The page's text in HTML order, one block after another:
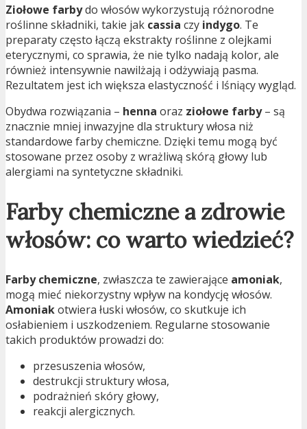
Ziołowe farbydo włosów wykorzystują różnorodne
roślinne składniki, takie jak cassia czy indygo. Te
preparaty często łączą ekstrakty roślinne z olejkami
eterycznymi, co sprawia, że nie tylko nadają kolor, ale
również intensywnie nawilżają i odżywiają pasma.
Rezultatem jest ich większa elastyczność i lśniący wygląd.
Obydwa rozwiązania – henna oraz ziołowe farby– są
znacznie mniej inwazyjne dla struktury włosa niż
standardowe farby chemiczne. Dzięki temu mogą być
stosowane przez osoby z wrażliwą skórą głowy lub
alergiami na syntetyczne składniki.
Farby chemiczne a zdrowie
włosów: co warto wiedzieć?
Farby chemiczne, zwłaszcza te zawierające amoniak,
mogą mieć niekorzystny wpływ na kondycję włosów.
Amoniakotwiera łuski włosów, co skutkuje ich
osłabieniem i uszkodzeniem. Regularne stosowanie
takich produktów prowadzi do:
przesuszenia włosów,
destrukcji struktury włosa,
podrażnień skóry głowy,
reakcji alergicznych.